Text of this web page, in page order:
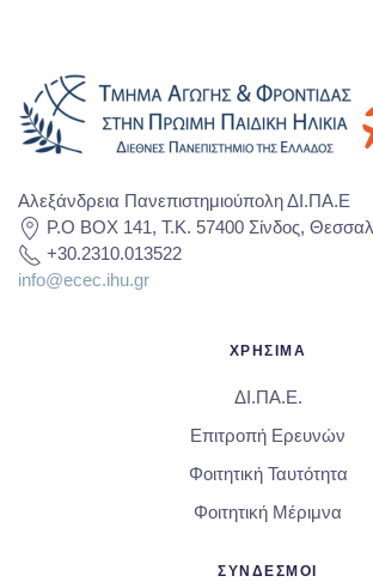
Αλεξάνδρεια Πανεπιστημιούπολη ΔΙ.ΠΑ.Ε
P.O BOX 141, T.K. 57400 Σίνδος,
+30.2310.013522
info@ecec.ihu.gr
ΧΡΗΣΙΜΑ
ΔΙ.ΠΑ.Ε.
Επιτροπή Ερευνών
Φοιτητική Ταυτότητα
Φοιτητική Μέριμνα
ΣΥΝΔΕΣΜΟΙ